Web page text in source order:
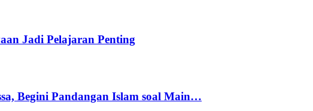
Jadi Pelajaran Penting
Begini Pandangan Islam soal Main…